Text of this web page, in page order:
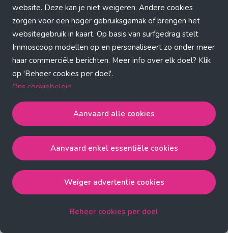
website. Deze kan je niet weigeren. Andere cookies
zorgen voor een hoger gebruiksgemak of brengen het
websitegebruik in kaart. Op basis van surfgedrag stelt
Immoscoop modellen op en personaliseert zo onder meer
haar commerciële berichten. Meer info over elk doel? Klik
op 'Beheer cookies per doel'.
Ons cookiebeleid
Aanvaard alle cookiesgaat akkoord met de strict
noodzakelijke, analytische, functionele en advertentie
cookies.
de strict noodzakelijke cookies.
Weiger advertentie cookiesgaat akkoord met de strict
Aanvaard alle cookies
Aanvaard enkel essentiële cookies
Weiger advertentie cookies
Beheer cookies per doel
Application error: a client-side exception has occurred (see the
browser console for more information)